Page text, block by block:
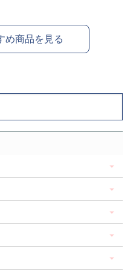
め商品を見る